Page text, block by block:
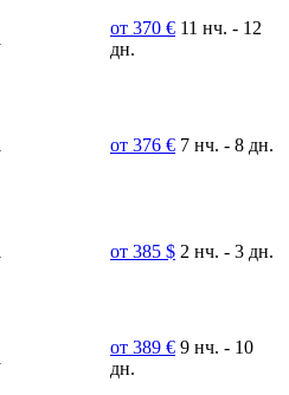
от 370 € 11 нч. - 12
дн.
от 376 € 7 нч. - 8 дн.
от 385 $ 2 нч. - 3 дн.
от 389 € 9 нч. - 10
дн.